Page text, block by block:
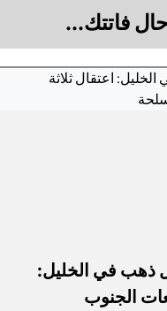
فاتتك...
ذهب في الخليل:
الجنوب